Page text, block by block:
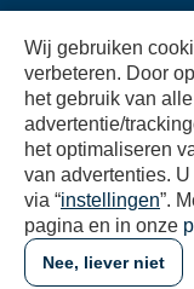
Wij gebruiken
verbeteren. Door
het gebruik van
advertentie/
het optimaliseren
van advertenties.
via “instellingen”.
pagina en in onze
Nee, liever niet